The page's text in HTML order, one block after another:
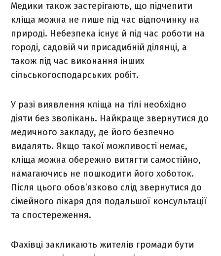
Медики також застерігають, що підчепити
кліща можна не лише під час відпочинку на
природі. Небезпека існує й під час роботи на
городі, садовій чи присадибній ділянці, а
також під час виконання інших
сільськогосподарських робіт.
У разі виявлення кліща на тілі необхідно
діяти без зволікань. Найкраще звернутися до
медичного закладу, де його безпечно
видалять. Якщо такої можливості немає,
кліща можна обережно витягти самостійно,
намагаючись не пошкодити його хоботок.
Після цього обов’язково слід звернутися до
сімейного лікаря для подальшої консультації
та спостереження.
Фахівці закликають жителів громади бути